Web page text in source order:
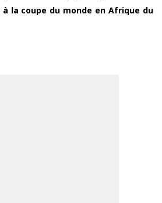
la coupe du monde en Afrique du